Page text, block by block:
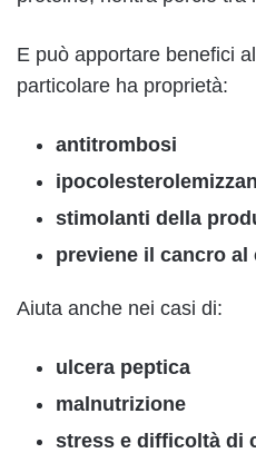
E può apportare benefici
particolare ha proprietà:
antitrombosi
stimolanti della
previene il cancro al
Aiuta anche nei casi di:
ulcera peptica
malnutrizione
stress e difficoltà di